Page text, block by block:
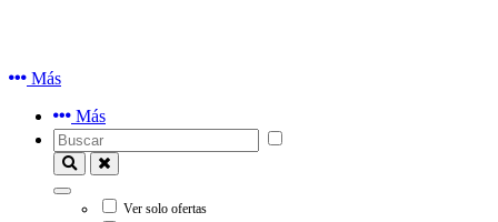
Más
Más
Ver solo ofertas